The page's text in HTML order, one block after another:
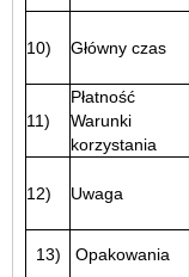
10) Główny czas
11)
Płatność
Warunki
korzystania
12) Uwaga
13)
Opakowania